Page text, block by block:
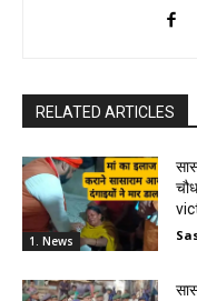
RELATED ARTICLES
1. News